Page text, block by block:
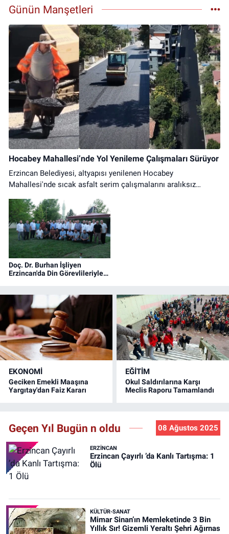
0 (446) 212 23 95 Yol Tarifi Al
Günün Manşetleri
Hocabey Mahallesi’nde Yol Yenileme Çalışmaları Sürüyor
Erzincan Belediyesi, altyapısı yenilenen Hocabey
Mahallesi'nde sıcak asfalt serim çalışmalarını aralıksız
Doç. Dr. Burhan İşliyen
Erzincan'da Din Görevlileriyle
EKONOMİ
Geciken Emekli Maaşına
Yargıtay'dan Faiz Kararı
EĞİTİM
Okul Saldırılarına Karşı
Meclis Raporu Tamamlandı
Geçen Yıl Bugün n oldu 08 Ağustos 2025
ERZINCAN
Erzincan Çayırlı ’da Kanlı Tartışma: 1
Ölü
KÜLTÜR-SANAT
Mimar Sinan’ın Memleketinde 3 Bin
Yıllık Sır! Gizemli Yeraltı Şehri Ağırnas